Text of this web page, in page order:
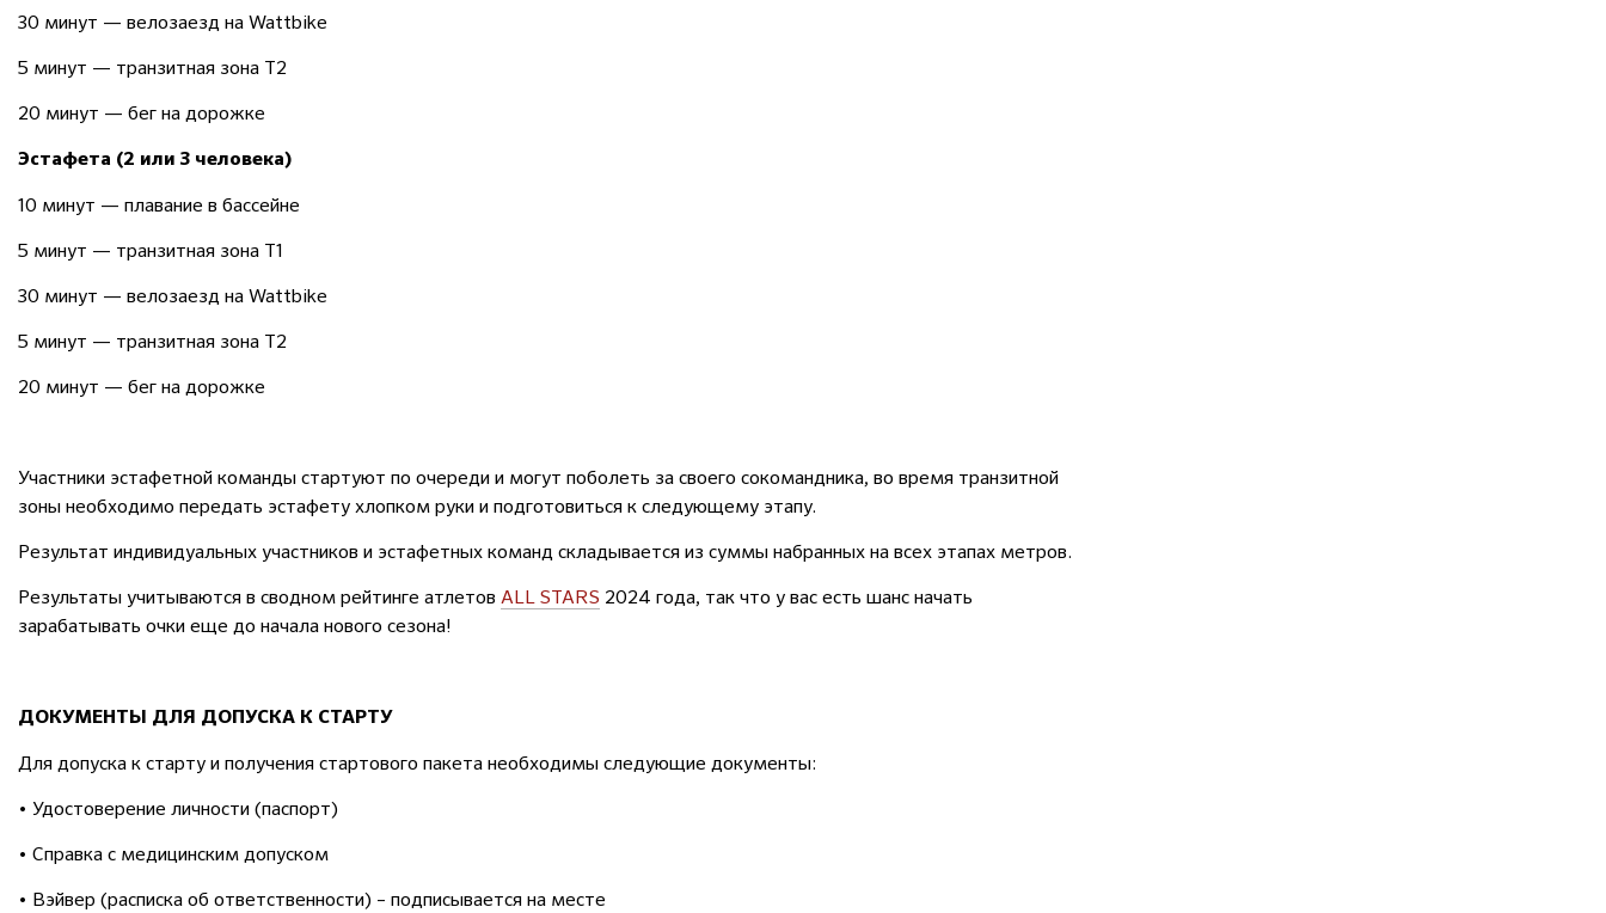
30 минут — велозаезд наWattbike
5 минут — транзитная зона Т2
20 минут — бег на дорожке
Эстафета (2 или 3 человека)
10 минут — плавание в бассейне
5 минут — транзитная зона Т1
30 минут — велозаезд на Wattbike
5 минут — транзитная зона Т2
20 минут — бег на дорожке
Участники эстафетной команды стартуют по очереди и могут поболеть за своего сокомандника, во время транзитной
зоны необходимо передать эстафету хлопком руки и подготовиться к следующему этапу.
Результат индивидуальных участников и эстафетных команд складывается из суммы набранных на всех этапах метров.
Результаты учитываются в сводном рейтинге атлетов ALL STARS 2024 года, так что у вас есть шанс начать
зарабатывать очки еще до начала нового сезона!
ДОКУМЕНТЫ ДЛЯ ДОПУСКА К СТАРТУ
Для допуска к старту и получения стартового пакета необходимы следующие документы:
• Удостоверение личности (паспорт)
• Справка с медицинским допуском
• Вэйвер (расписка об ответственности) – подписывается на месте